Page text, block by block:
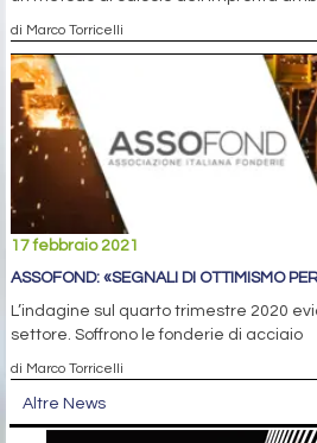
di Marco Torricelli
17 febbraio 2021
ASSOFOND: «SEGNALI DI OTTIMISMO
L’indagine sul quarto trimestre 2020
settore. Soffrono le fonderie di acciaio
di Marco Torricelli
Altre News